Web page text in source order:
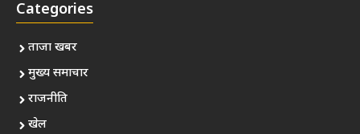
Categories
ताजा खबर
मुख्य समाचार
राजनीति
खेल